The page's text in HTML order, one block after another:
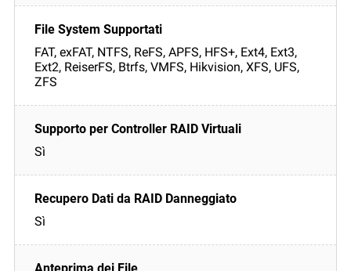
FAT, exFAT, NTFS, ReFS, APFS, HFS+, Ext4, Ext3,
Ext2, ReiserFS, Btrfs, VMFS, Hikvision, XFS, UFS,
ZFS
Sì
Sì